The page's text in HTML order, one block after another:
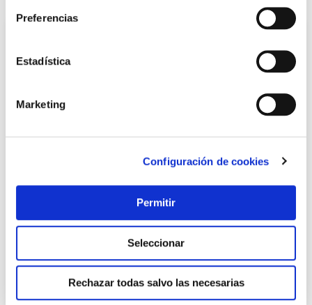
Preferencias
Estadística
Marketing
Configuración de cookies
Permitir
Seleccionar
Rechazar todas salvo las necesarias
16,30 €
Añadir al carrito